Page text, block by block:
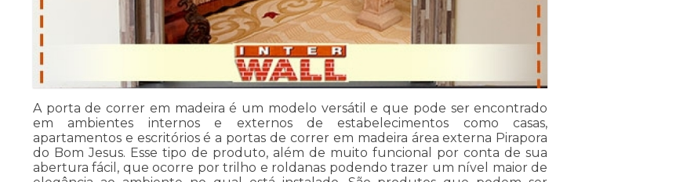
A porta de correr em madeira é um modelo versátil e que pode ser encontrado
em ambientes internos e externos de estabelecimentos como casas,
apartamentos e escritórios é a portas de correr em madeira área externa Pirapora
do Bom Jesus. Esse tipo de produto, além de muito funcional por conta de sua
abertura fácil, que ocorre por trilho e roldanas podendo trazer um nível maior de